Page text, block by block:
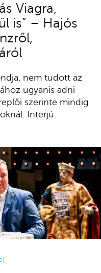
Viagra,
is” – Hajós
nem tudott az
ugyanis adni
szerinte mindig
Interjú.